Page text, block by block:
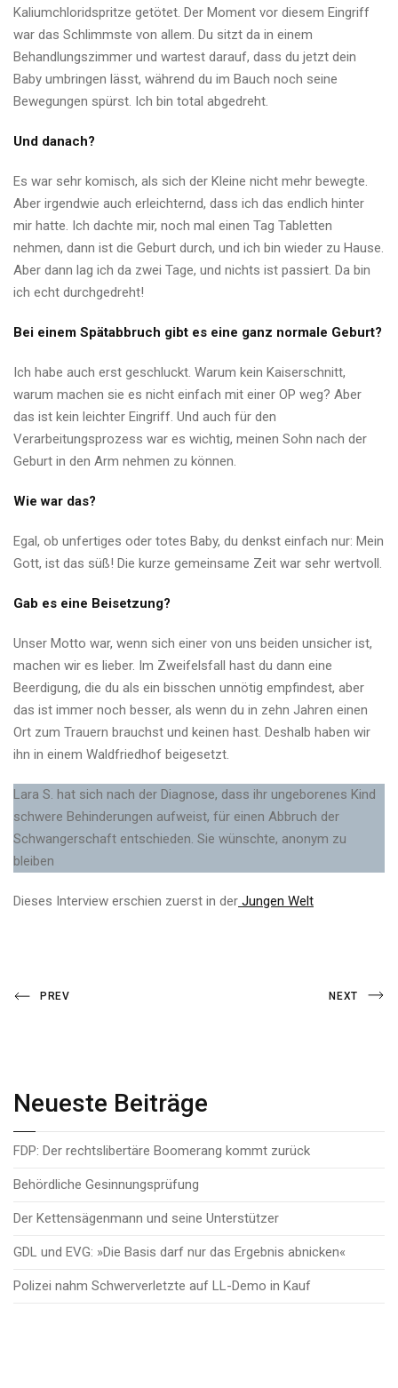
Kaliumchloridspritze getötet. Der Moment vor diesem Eingriff
war das Schlimmste von allem. Du sitzt da in einem
Behandlungszimmer und wartest darauf, dass du jetzt dein
Baby umbringen lässt, während du im Bauch noch seine
Bewegungen spürst. Ich bin total abgedreht.
Und danach?
Es war sehr komisch, als sich der Kleine nicht mehr bewegte.
Aber irgendwie auch erleichternd, dass ich das endlich hinter
mir hatte. Ich dachte mir, noch mal einen Tag Tabletten
nehmen, dann ist die Geburt durch, und ich bin wieder zu Hause.
Aber dann lag ich da zwei Tage, und nichts ist passiert. Da bin
ich echt durchgedreht!
Bei einem Spätabbruch gibt es eine ganz normale Geburt?
Ich habe auch erst geschluckt. Warum kein Kaiserschnitt,
warum machen sie es nicht einfach mit einer OP weg? Aber
das ist kein leichter Eingriff. Und auch für den
Verarbeitungsprozess war es wichtig, meinen Sohn nach der
Geburt in den Arm nehmen zu können.
Wie war das?
Egal, ob unfertiges oder totes Baby, du denkst einfach nur: Mein
Gott, ist das süß! Die kurze gemeinsame Zeit war sehr wertvoll.
Gab es eine Beisetzung?
Unser Motto war, wenn sich einer von uns beiden unsicher ist,
machen wir es lieber. Im Zweifelsfall hast du dann eine
Beerdigung, die du als ein bisschen unnötig empfindest, aber
das ist immer noch besser, als wenn du in zehn Jahren einen
Ort zum Trauern brauchst und keinen hast. Deshalb haben wir
ihn in einem Waldfriedhof beigesetzt.
Lara S. hat sich nach der Diagnose, dass ihr ungeborenes Kind
schwere Behinderungen aufweist, für einen Abbruch der
Schwangerschaft entschieden. Sie wünschte, anonym zu
bleiben
Dieses Interview erschien zuerst in der Jungen Welt
Beitragsnavigation
Previous
PREV
Next
NEXT
Neueste Beiträge
FDP: Der rechtslibertäre Boomerang kommt zurück
Behördliche Gesinnungsprüfung
Der Kettensägenmann und seine Unterstützer
GDL und EVG: »Die Basis darf nur das Ergebnis abnicken«
Polizei nahm Schwerverletzte auf LL-Demo in Kauf